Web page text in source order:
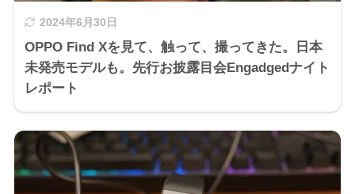
2024年6月30日
OPPO Find Xを見て、触って、撮ってきた。日本
未発売モデルも。先行お披露目会Engadgedナイト
レポート